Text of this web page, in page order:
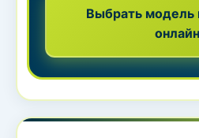
Выбрать модель
онлайн